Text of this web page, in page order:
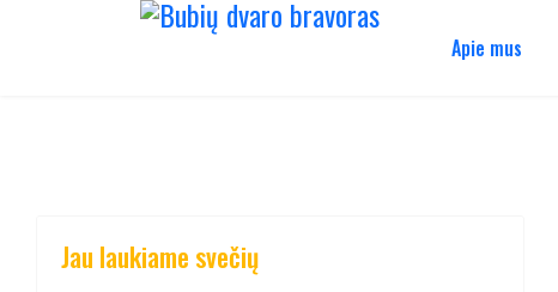
Apie mus
Jau laukiame svečių